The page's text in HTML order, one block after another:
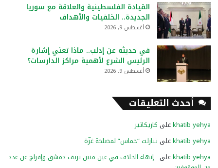
القيادة الفلسطينية والعلاقة مع سوريا
الجديدة.. الخلفيات والأهداف
أغسطس 9, 2026
في حديثه عن إدلب.. ماذا تعني إشارة
الرئيس الشرع لأهمية مراكز الدارسات؟
أغسطس 9, 2026
أحدث التعليقات
khatib yehyaعلى كاريكاتير
khatib yehyaعلى تنازلت “حماس” لمصلحة غزّة
khatib yehyaعلى إنهاء الخلاف في عين منين بريف دمشق وإفراج عن عدد